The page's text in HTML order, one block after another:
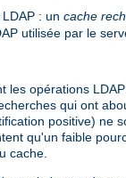
: un cache
utilisée par le
les opérations
qui ont
positive) ne
qu'un faible
cache.